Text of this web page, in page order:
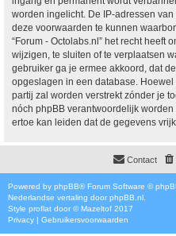
worden ingelicht. De IP-adressen
deze voorwaarden te kunnen
“Forum - Octolabs.nl” het recht heeft
wijzigen, te sluiten of te verplaatsen
gebruiker ga je ermee akkoord, dat
opgeslagen in een database.
partij zal worden verstrekt zónder je
nóch phpBB verantwoordelijk
ertoe kan leiden dat de gegevens
Contact
Powered by phpBB® Forum Software ©
Nederlandse vertaling door phpBB.nl
Style proflat door ©Mazeltof 2017
Privacy | Gebruikersvoorwaarden